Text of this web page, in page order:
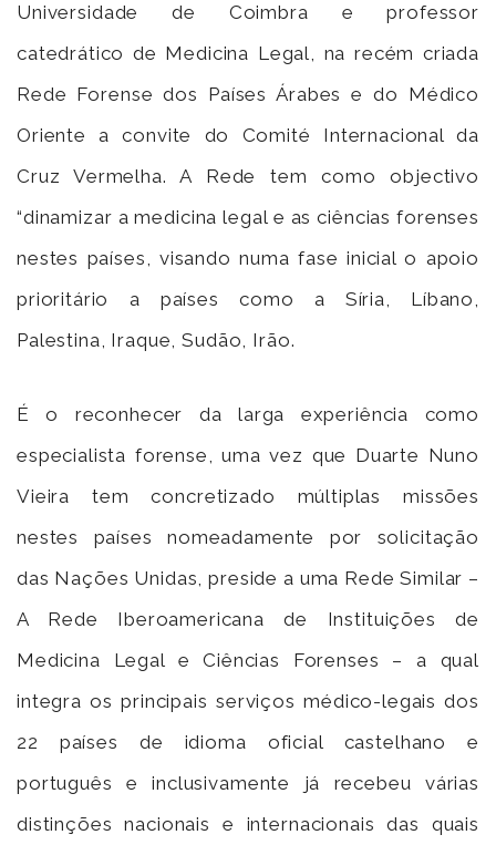
Universidade de Coimbra e professor
catedrático de Medicina Legal, na recém criada
Rede Forense dos Países Árabes e do Médico
Oriente a convite do Comité Internacional da
Cruz Vermelha. A Rede tem como objectivo
“dinamizar a medicina legal e as ciências forenses
nestes países, visando numa fase inicial o apoio
prioritário a países como a Síria, Líbano,
Palestina, Iraque, Sudão, Irão.
É o reconhecer da larga experiência como
especialista forense, uma vez que Duarte Nuno
Vieira tem concretizado múltiplas missões
nestes países nomeadamente por solicitação
das Nações Unidas, preside a uma Rede Similar –
A Rede Iberoamericana de Instituições de
Medicina Legal e Ciências Forenses – a qual
integra os principais serviços médico-legais dos
22 países de idioma oficial castelhano e
português e inclusivamente já recebeu várias
distinções nacionais e internacionais das quais